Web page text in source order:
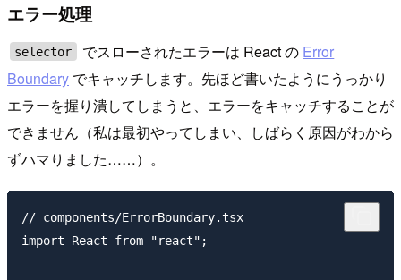
エラー処理
selector でスローされたエラーは React の Error
Boundary でキャッチします。先ほど書いたようにうっかり
エラーを握り潰してしまうと、エラーをキャッチすることが
できません（私は最初やってしまい、しばらく原因がわから
ずハマりました……）。
// components/ErrorBoundary.tsx
import React from "react";